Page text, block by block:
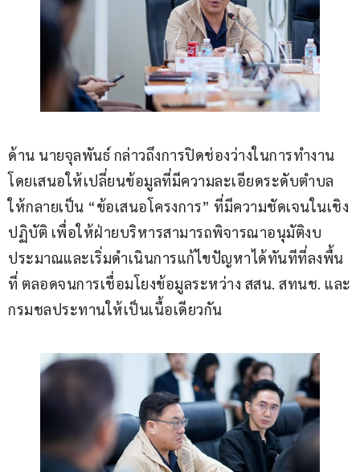
ด้าน นายจุลพันธ์ กล่าวถึงการปิดช่องว่างในการทำงาน
โดยเสนอให้เปลี่ยนข้อมูลที่มีความละเอียดระดับตำบล
ให้กลายเป็น “ข้อเสนอโครงการ” ที่มีความชัดเจนในเชิง
ปฏิบัติ เพื่อให้ฝ่ายบริหารสามารถพิจารณาอนุมัติงบ
ประมาณและเริ่มดำเนินการแก้ไขปัญหาได้ทันทีที่ลงพื้น
ที่ ตลอดจนการเชื่อมโยงข้อมูลระหว่าง สสน. สทนช. และ
กรมชลประทานให้เป็นเนื้อเดียวกัน